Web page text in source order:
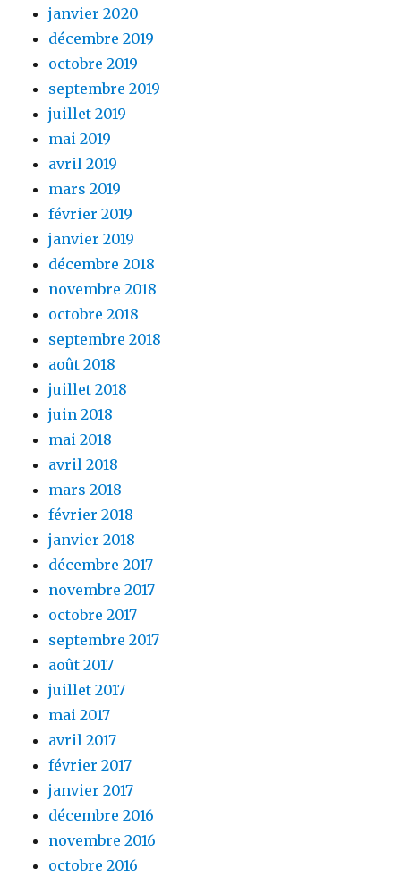
janvier 2020
décembre 2019
octobre 2019
septembre 2019
juillet 2019
mai 2019
avril 2019
mars 2019
février 2019
janvier 2019
décembre 2018
novembre 2018
octobre 2018
septembre 2018
août 2018
juillet 2018
juin 2018
mai 2018
avril 2018
mars 2018
février 2018
janvier 2018
décembre 2017
novembre 2017
octobre 2017
septembre 2017
août 2017
juillet 2017
mai 2017
avril 2017
février 2017
janvier 2017
décembre 2016
novembre 2016
octobre 2016